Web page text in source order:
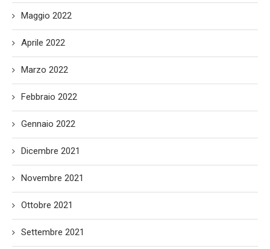
Maggio 2022
Aprile 2022
Marzo 2022
Febbraio 2022
Gennaio 2022
Dicembre 2021
Novembre 2021
Ottobre 2021
Settembre 2021